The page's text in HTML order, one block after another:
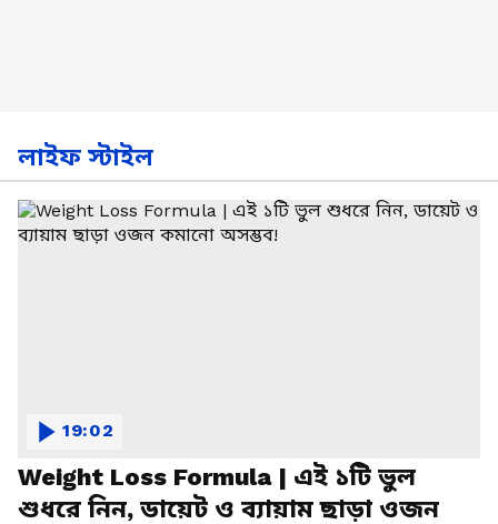
লাইফ স্টাইল
Weight Loss Formula | এই ১টি ভুল
শুধরে নিন, ডায়েট ও ব্যায়াম ছাড়া ওজন
19:02